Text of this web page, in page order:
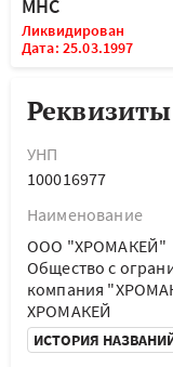
МНС
Ликвидирован
Дата: 25.03.1997
Реквизиты
УНП
100016977
Наименование
ООО "ХРОМАКЕЙ"
Общество с
компания
ХРОМАКЕЙ
ИСТОРИЯ